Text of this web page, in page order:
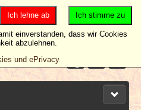
Ich stimme zu
Ich lehne ab
einverstanden, dass wir Cookies
abzulehnen.
und ePrivacy